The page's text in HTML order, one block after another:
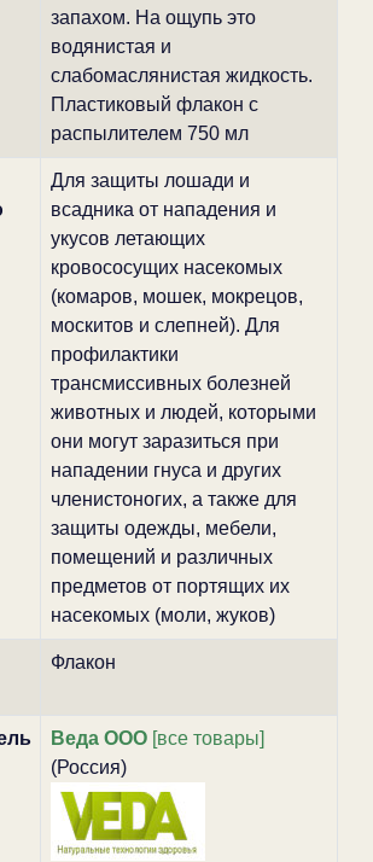
запахом. На ощупь это
водянистая и
слабомаслянистая жидкость.
Пластиковый флакон с
распылителем 750 мл
Для защиты лошади и
всадника от нападения и
укусов летающих
кровососущих насекомых
(комаров, мошек, мокрецов,
москитов и слепней). Для
профилактики
трансмиссивных болезней
животных и людей, которыми
они могут заразиться при
нападении гнуса и других
членистоногих, а также для
защиты одежды, мебели,
помещений и различных
предметов от портящих их
насекомых (моли, жуков)
Флакон
Веда ООО[все товары]
(Россия)